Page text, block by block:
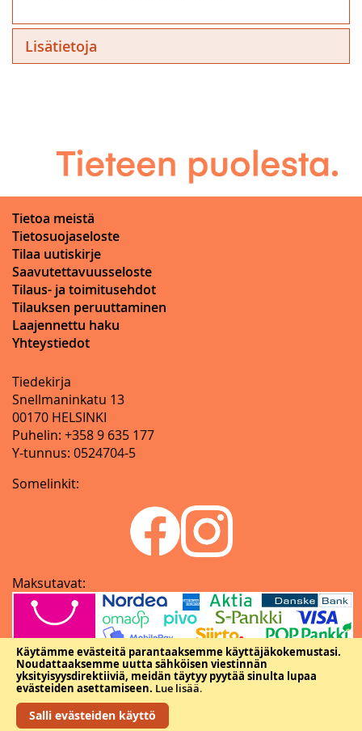
Käytämme evästeitä parantaaksemme käyttäjäkokemustasi.
Noudattaaksemme uutta sähköisen viestinnän
yksityisyysdirektiiviä, meidän täytyy pyytää sinulta lupaa
evästeiden asettamiseen. Lue lisää.
Salli evästeiden käyttö
Lisätietoja
Tietoa meistä
Tietosuojaseloste
Tilaa uutiskirje
Saavutettavuusseloste
Tilaus- ja toimitusehdot
Tilauksen peruuttaminen
Laajennettu haku
Yhteystiedot
Tiedekirja
Snellmaninkatu 13
00170 HELSINKI
Puhelin: +358 9 635 177
Y-tunnus: 0524704-5
Somelinkit:
Maksutavat:
Copyright © Tieteellisten seurain valtuuskunta